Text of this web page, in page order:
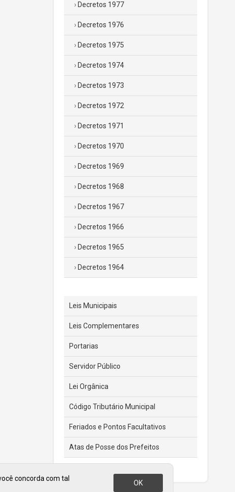
Decretos 1977
Decretos 1976
Decretos 1975
Decretos 1974
Decretos 1973
Decretos 1972
Decretos 1971
Decretos 1970
Decretos 1969
Decretos 1968
Decretos 1967
Decretos 1966
Decretos 1965
Decretos 1964
Leis Municipais
Leis Complementares
Portarias
Servidor Público
Lei Orgânica
Código Tributário Municipal
Feriados e Pontos Facultativos
Atas de Posse dos Prefeitos
concorda com tal
OK